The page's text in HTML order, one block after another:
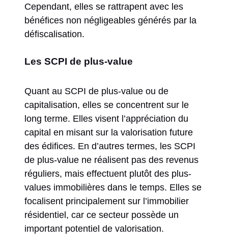
Cependant, elles se rattrapent avec les
bénéfices non négligeables générés par la
défiscalisation.
Les SCPI de plus-value
Quant au SCPI de plus-value ou de
capitalisation, elles se concentrent sur le
long terme. Elles visent l’appréciation du
capital en misant sur la valorisation future
des édifices. En d’autres termes, les SCPI
de plus-value ne réalisent pas des revenus
réguliers, mais effectuent plutôt des plus-
values immobilières dans le temps. Elles se
focalisent principalement sur l’immobilier
résidentiel, car ce secteur possède un
important potentiel de valorisation.